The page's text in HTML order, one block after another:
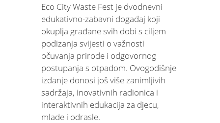
Eco City Waste Fest je dvodnevni
edukativno-zabavni događaj koji
okuplja građane svih dobi s ciljem
podizanja svijesti o važnosti
očuvanja prirode i odgovornog
postupanja s otpadom. Ovogodišnje
izdanje donosi još više zanimljivih
sadržaja, inovativnih radionica i
interaktivnih edukacija za djecu,
mlade i odrasle.